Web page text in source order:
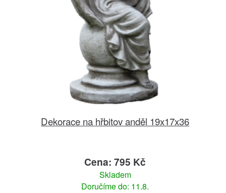
Dekorace na hřbitov anděl 19x17x36
Cena: 795 Kč
Skladem
Doručíme do: 11.8.